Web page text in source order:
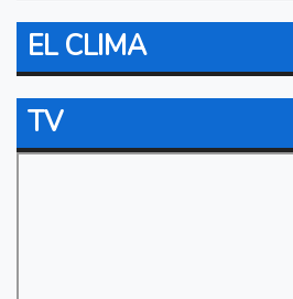
EL CLIMA
TV